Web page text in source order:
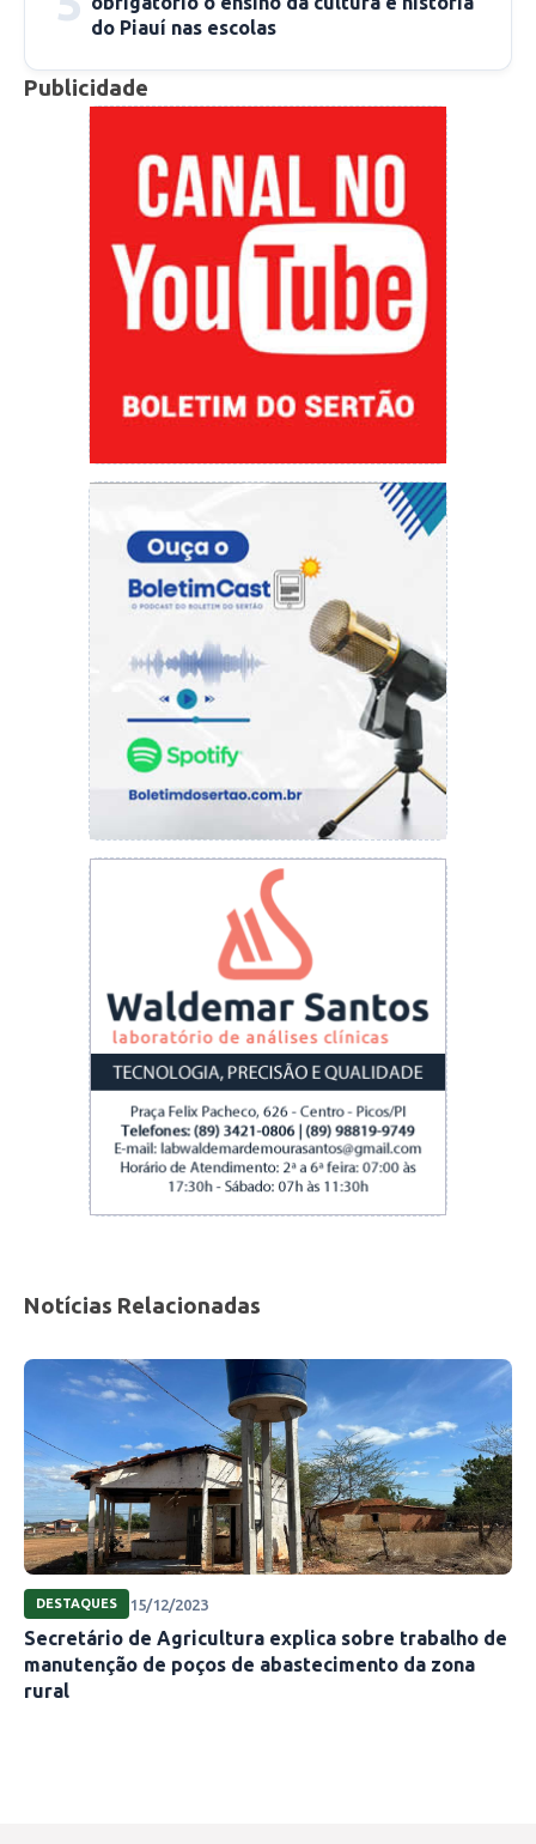
redacao@cidadeverde.com
do Piauí nas escolas
Publicidade
Notícias Relacionadas
DESTAQUES 15/12/2023
Secretário de Agricultura explica sobre trabalho de
manutenção de poços de abastecimento da zona
rural